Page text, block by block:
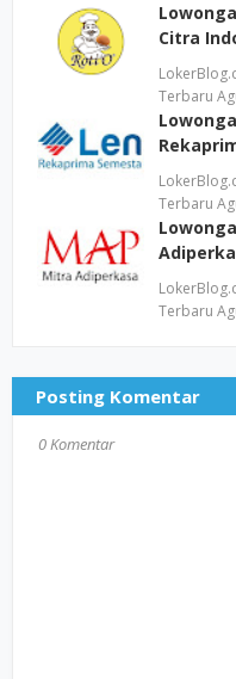
Citra
Terbaru
Terbaru
Terbaru
Posting Komentar
0 Komentar